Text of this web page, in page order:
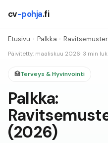
cv-pohja.fi
Etusivu › Palkka ›
Päivitetty: maaliskuu 2026· 3 min
🏥Terveys & Hyvinvointi
Palkka:
(2026)